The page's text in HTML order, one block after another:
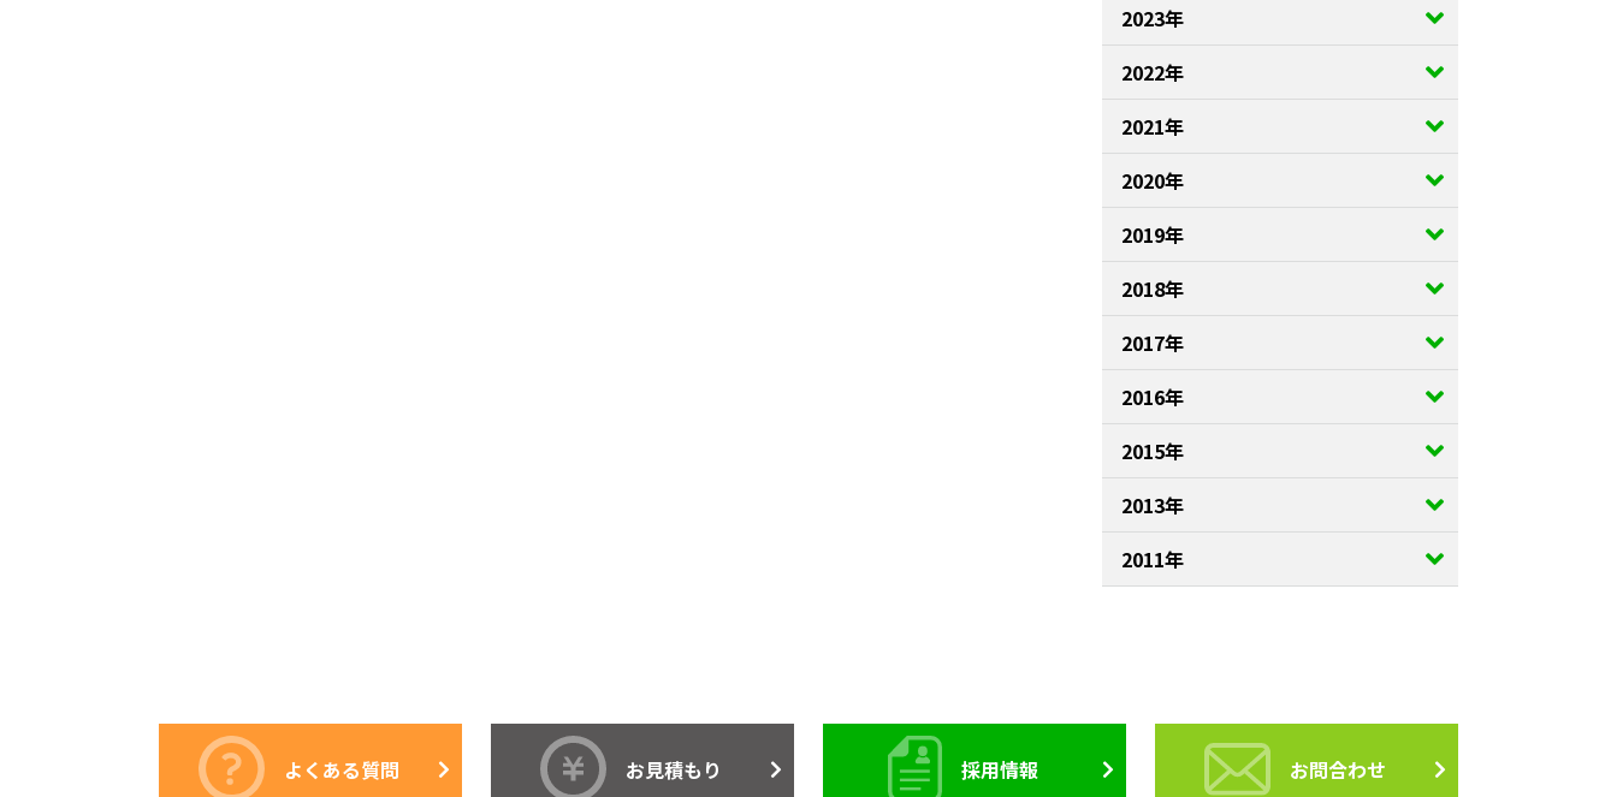
2023年
2022年
2021年
2020年
2019年
2018年
2017年
2016年
2015年
2013年
2011年
よくある質問 お見積もり 採用情報 お問合わせ